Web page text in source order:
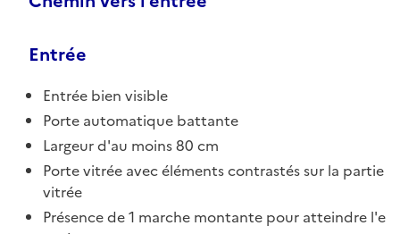
Entrée
Entrée bien visible
Porte automatique battante
Largeur d'au moins 80 cm
Porte vitrée avec éléments contrastés sur la partie
vitrée
Présence de 1 marche montante pour atteindre l'e